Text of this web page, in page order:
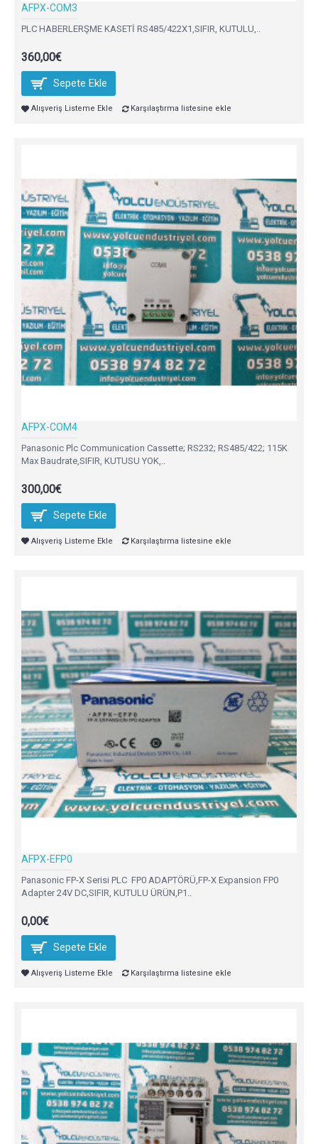
AFPX-COM3
PLC HABERLERŞME KASETİ RS485/422X1,SIFIR, KUTULU,..
360,00€
Sepete Ekle
Alışveriş Listeme Ekle Karşılaştırma listesine ekle
AFPX-COM4
Panasonic Plc Communication Cassette; RS232; RS485/422; 115K
Max Baudrate,SIFIR, KUTUSU YOK,..
300,00€
Sepete Ekle
Alışveriş Listeme Ekle Karşılaştırma listesine ekle
AFPX-EFP0
Panasonic FP-X Serisi PLC FP0 ADAPTÖRÜ,FP-X Expansion FP0
Adapter 24V DC,SIFIR, KUTULU ÜRÜN,P1..
0,00€
Sepete Ekle
Alışveriş Listeme Ekle Karşılaştırma listesine ekle